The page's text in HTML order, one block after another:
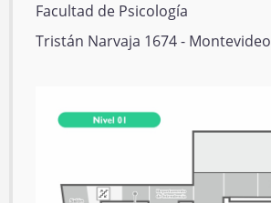
E
d
Facultad de Psicología
D
Tristán Narvaja 1674 - Montevideo